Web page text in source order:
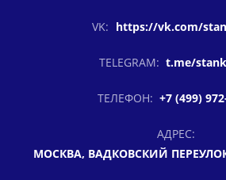
VK: https://vk.com/
TELEGRAM: t.me/
ТЕЛЕФОН: +7 (499)
АДРЕС:
МОСКВА, ВАДКОВСКИЙ